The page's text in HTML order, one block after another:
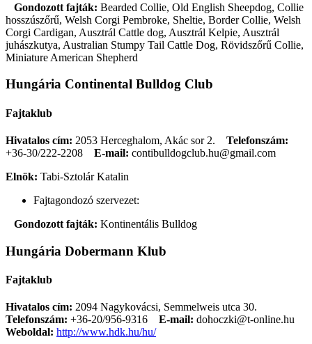
Gondozott fajták: Bearded Collie, Old English Sheepdog, Collie
hosszúszőrű, Welsh Corgi Pembroke, Sheltie, Border Collie, Welsh
Corgi Cardigan, Ausztrál Cattle dog, Ausztrál Kelpie, Ausztrál
juhászkutya, Australian Stumpy Tail Cattle Dog, Rövidszőrű Collie,
Miniature American Shepherd
Hungária Continental Bulldog Club
Fajtaklub
Hivatalos cím: 2053 Herceghalom, Akác sor 2. Telefonszám:
+36-30/222-2208
E-mail: contibulldogclub.hu@gmail.com
Elnök: Tabi-Sztolár Katalin
Fajtagondozó szervezet:
Gondozott fajták: Kontinentális Bulldog
Hungária Dobermann Klub
Fajtaklub
Hivatalos cím: 2094 Nagykovácsi, Semmelweis utca 30.
Telefonszám: +36-20/956-9316 E-mail: dohoczki@t-online.hu
Weboldal: http://www.hdk.hu/hu/